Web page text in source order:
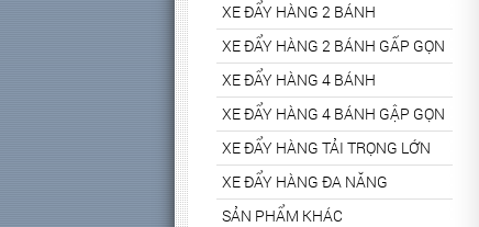
XE ĐẨY HÀNG 2 BÁNH
XE ĐẨY HÀNG 2 BÁNH GẤP GỌN
XE ĐẨY HÀNG 4 BÁNH
XE ĐẨY HÀNG 4 BÁNH GẬP GỌN
XE ĐẨY HÀNG TẢI TRỌNG LỚN
XE ĐẨY HÀNG ĐA NĂNG
SẢN PHẨM KHÁC